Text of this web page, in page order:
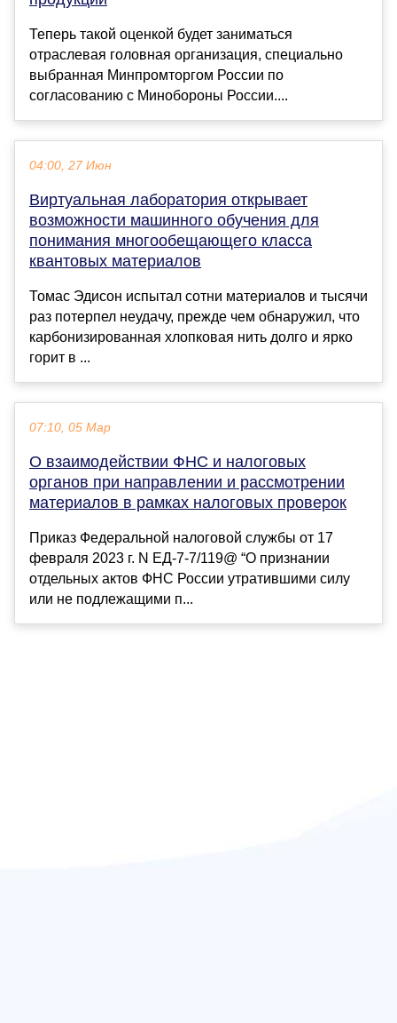
Теперь такой оценкой будет заниматься
отраслевая головная организация, специально
выбранная Минпромторгом России по
согласованию с Минобороны России....
04:00, 27 Июн
Виртуальная лаборатория открывает
возможности машинного обучения для
понимания многообещающего класса
квантовых материалов
Томас Эдисон испытал сотни материалов и тысячи
раз потерпел неудачу, прежде чем обнаружил, что
карбонизированная хлопковая нить долго и ярко
горит в ...
07:10, 05 Мар
О взаимодействии ФНС и налоговых
органов при направлении и рассмотрении
материалов в рамках налоговых проверок
Приказ Федеральной налоговой службы от 17
февраля 2023 г. N ЕД-7-7/119@ “О признании
отдельных актов ФНС России утратившими силу
или не подлежащими п...